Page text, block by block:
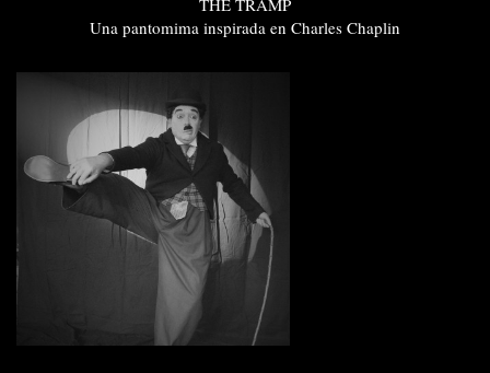
Una pantomima inspirada en Charles Chaplin